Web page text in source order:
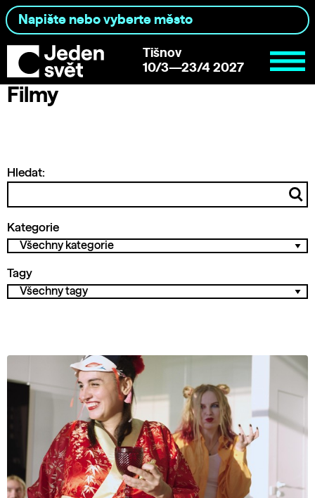
Tišnov
10/3—23/4 2027
Filmy
Hledat:
Kategorie
Tagy